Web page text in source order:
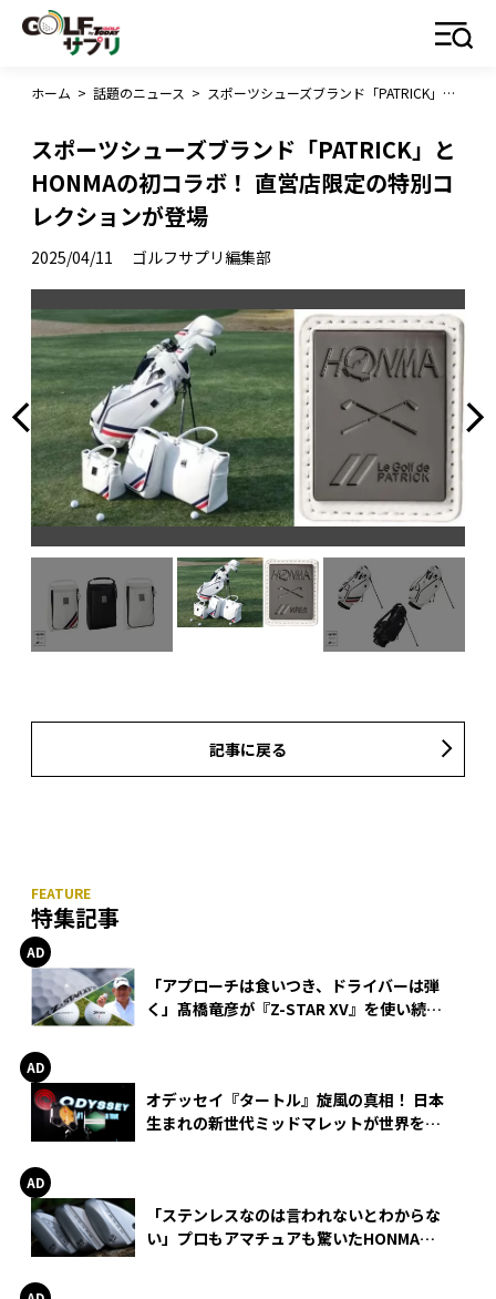
ホーム > 話題のニュース > スポーツシューズブランド「PATRICK」と HONMAの初コラボ！ 直営店限定の特別コレクションが登場
スポーツシューズブランド「PATRICK」と
HONMAの初コラボ！ 直営店限定の特別コ
レクションが登場
2025/04/11 ゴルフサプリ編集部
記事に戻る
特集記事
「アプローチは食いつき、ドライバーは弾
く」髙橋竜彦が『Z-STAR XV』を使い続け
オデッセイ『タートル』旋風の真相！ 日本
生まれの新世代ミッドマレットが世界を席
「ステンレスなのは言われないとわからな
い」プロもアマチュアも驚いたHONMA